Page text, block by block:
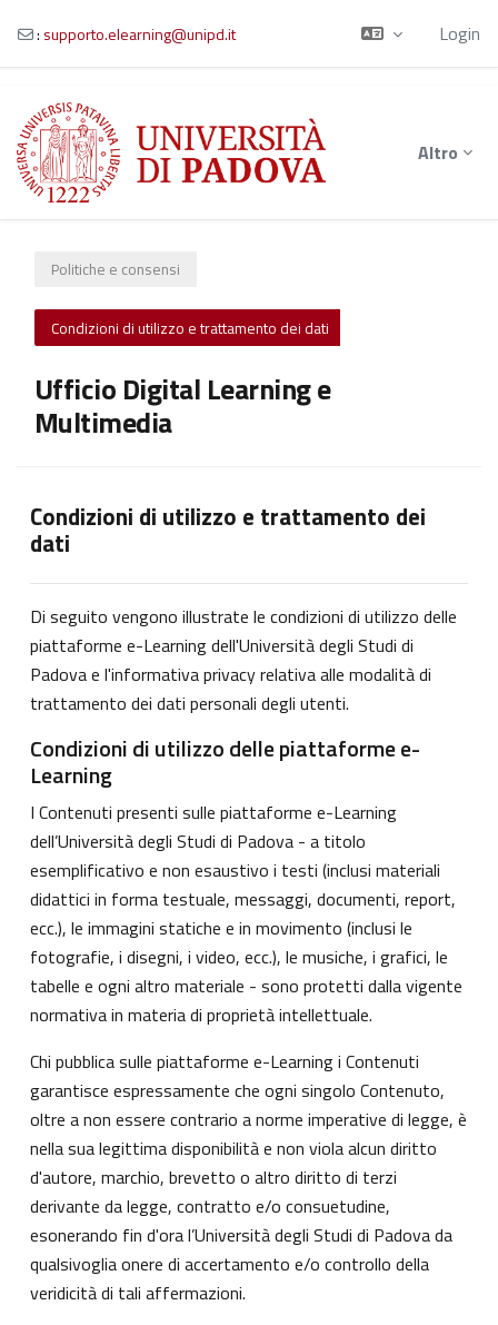
Vai al contenuto principale
: supporto.elearning@unipd.it Login
Altro
Politiche e consensi
Condizioni di utilizzo e trattamento dei dati
Ufficio Digital Learning e
Multimedia
Condizioni di utilizzo e trattamento dei
dati
Di seguito vengono illustrate le condizioni di utilizzo delle
piattaforme e-Learning dell'Università degli Studi di
Padova e l'informativa privacy relativa alle modalità di
trattamento dei dati personali degli utenti.
Condizioni di utilizzo delle piattaforme e-
Learning
I Contenuti presenti sulle piattaforme e-Learning
dell’Università degli Studi di Padova - a titolo
esemplificativo e non esaustivo i testi (inclusi materiali
didattici in forma testuale, messaggi, documenti, report,
ecc.), le immagini statiche e in movimento (inclusi le
fotografie, i disegni, i video, ecc.), le musiche, i grafici, le
tabelle e ogni altro materiale - sono protetti dalla vigente
normativa in materia di proprietà intellettuale.
Chi pubblica sulle piattaforme e-Learning i Contenuti
garantisce espressamente che ogni singolo Contenuto,
oltre a non essere contrario a norme imperative di legge, è
nella sua legittima disponibilità e non viola alcun diritto
d'autore, marchio, brevetto o altro diritto di terzi
derivante da legge, contratto e/o consuetudine,
esonerando fin d'ora l’Università degli Studi di Padova da
qualsivoglia onere di accertamento e/o controllo della
veridicità di tali affermazioni.